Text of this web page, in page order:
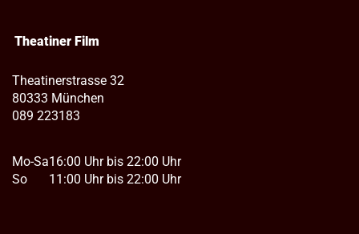
Theatiner Film
Theatinerstrasse 32
80333 München
089 223183
Mo-Sa
So
16:00 Uhr bis 22:00 Uhr
11:00 Uhr bis 22:00 Uhr